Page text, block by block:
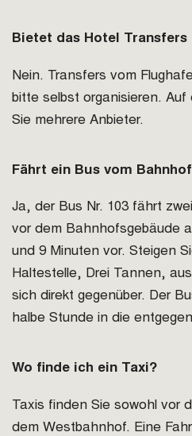
Bietet das Hotel Transfers
Nein. Transfers vom
bitte selbst organisieren. Auf
Sie mehrere Anbieter.
Fährt ein Bus vom
Ja, der Bus Nr. 103 fährt
vor dem Bahnhofsgebäude
und 9 Minuten vor. Steigen
Haltestelle, Drei Tannen,
sich direkt gegenüber. Der
halbe Stunde in die
Wo finde ich ein Taxi?
Taxis finden Sie sowohl vor
dem Westbahnhof. Eine